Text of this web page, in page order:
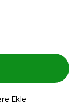
Ekle